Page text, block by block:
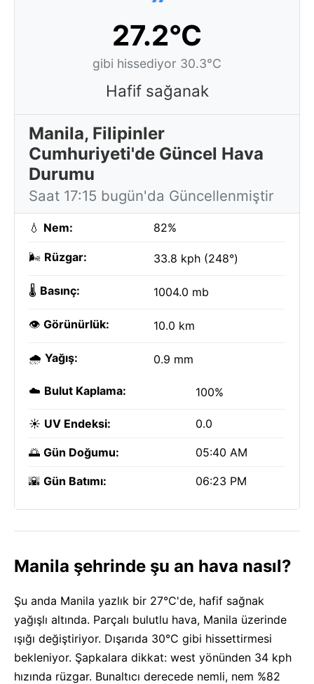
27.2°C
gibi hissediyor 30.3°C
Hafif sağanak
Manila, Filipinler
Cumhuriyeti'de Güncel Hava
Durumu
Saat 17:15 bugün'da Güncellenmiştir
💧 Nem: 82%
🌬️ Rüzgar: 33.8 kph (248°)
🌡️ Basınç: 1004.0 mb
👁️ Görünürlük: 10.0 km
🌧️ Yağış: 0.9 mm
☁️ Bulut Kaplama: 100%
☀️ UV Endeksi: 0.0
🌅 Gün Doğumu: 05:40 AM
🌇 Gün Batımı: 06:23 PM
Manila şehrinde şu an hava nasıl?
Şu anda Manila yazlık bir 27°C'de, hafif sağnak
yağışlı altında. Parçalı bulutlu hava, Manila üzerinde
ışığı değiştiriyor. Dışarıda 30°C gibi hissettirmesi
bekleniyor. Şapkalara dikkat: west yönünden 34 kph
hızında rüzgar. Bunaltıcı derecede nemli, nem %82